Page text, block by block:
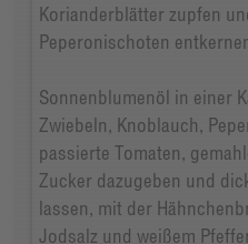
Korianderblätter zupfen
Peperonischoten
Sonnenblumenöl in einer
Zwiebeln, Knoblauch,
passierte Tomaten,
Zucker dazugeben und
lassen, mit der
Jodsalz und weißem